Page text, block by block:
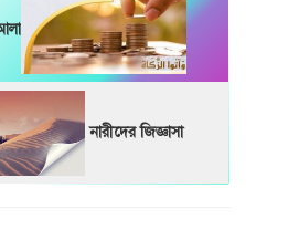
নারীদের জিজ্ঞাসা